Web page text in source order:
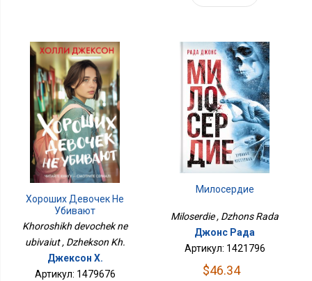
Хороших Девочек Не
Убивают
Khoroshikh devochek ne
ubivaiut , Dzhekson Kh.
Джексон Х.
Артикул: 1479676
Милосердие
Miloserdie , Dzhons Rada
Джонс Рада
Артикул: 1421796
$46.34